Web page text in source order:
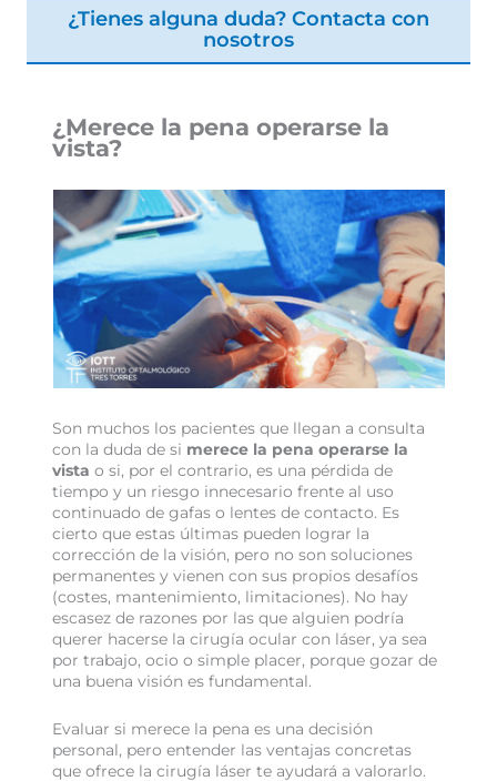
¿Tienes alguna duda? Contacta con
nosotros
¿Merece la pena operarse la
vista?
Son muchos los pacientes que llegan a consulta
con la duda de si merece la pena operarse la
vista o si, por el contrario, es una pérdida de
tiempo y un riesgo innecesario frente al uso
continuado de gafas o lentes de contacto. Es
cierto que estas últimas pueden lograr la
corrección de la visión, pero no son soluciones
permanentes y vienen con sus propios desafíos
(costes, mantenimiento, limitaciones). No hay
escasez de razones por las que alguien podría
querer hacerse la cirugía ocular con láser, ya sea
por trabajo, ocio o simple placer, porque gozar de
una buena visión es fundamental.
Evaluar si merece la pena es una decisión
personal, pero entender las ventajas concretas
que ofrece la cirugía láser te ayudará a valorarlo.